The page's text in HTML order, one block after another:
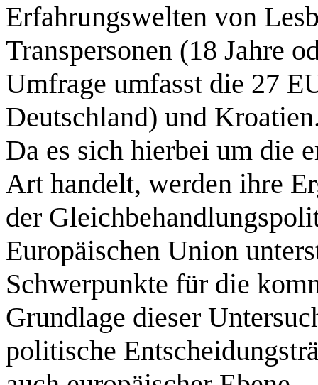
Erfahrungswelten von
Transpersonen (18 Jahre
Umfrage umfasst die 27
Deutschland) und
Da es sich hierbei um die
Art handelt, werden ihre
der
Europäischen Union
Schwerpunkte für die
Grundlage dieser
politische